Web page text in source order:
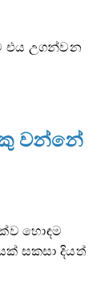
එය උගන්වන
වන්නේ
හොඳම
සකසා දියත්